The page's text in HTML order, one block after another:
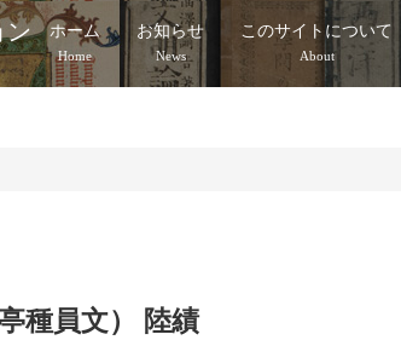
ン ホーム
Home
お知らせ
News
このサイトについて
About
種員文） 陸績